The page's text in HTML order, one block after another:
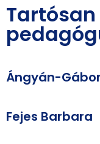
Ángyán-
Fejes Barbara